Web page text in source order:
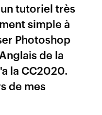
un tutoriel très
simple à
Photoshop
de la
la CC2020.
de mes